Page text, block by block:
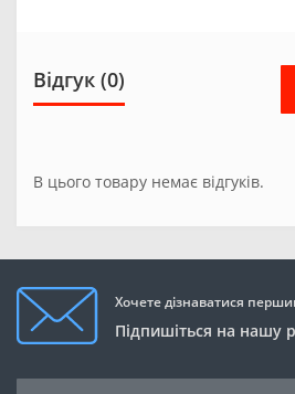
Відгук (0)
В цього товару немає відгуків.
Хочете дізнаватися
Підпишіться на нашу